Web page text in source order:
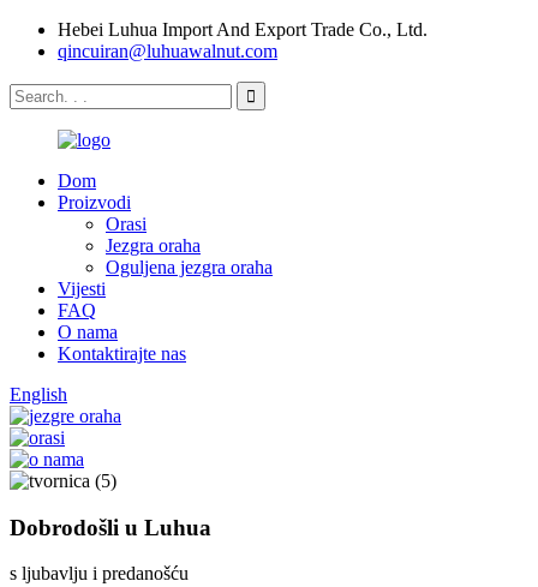
Hebei Luhua Import And Export Trade Co., Ltd.
qincuiran@luhuawalnut.com
Dom
Proizvodi
Orasi
Jezgra oraha
Oguljena jezgra oraha
Vijesti
FAQ
O nama
Kontaktirajte nas
English
Dobrodošli u Luhua
s ljubavlju i predanošću